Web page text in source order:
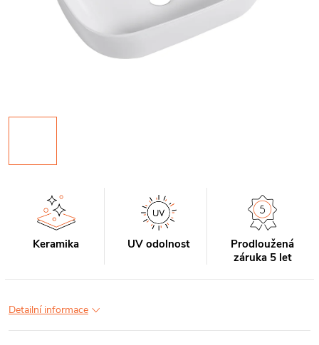
Keramika UV odolnost
Prodloužená
záruka 5 let
Detailní informace